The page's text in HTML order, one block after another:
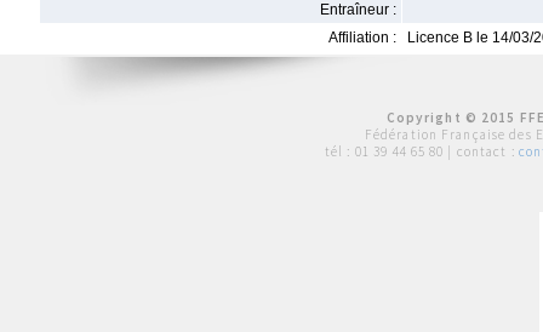
Entraîneur :
Affiliation :
Licence B le 14/03/
Copyright © 2015
Fédération Française des
tél : 01 39 44 65 80 | contact :